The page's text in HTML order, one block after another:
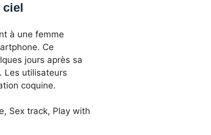
ciel
à une femme
Ce
jours après sa
Les utilisateurs
coquine.
Sex track, Play with